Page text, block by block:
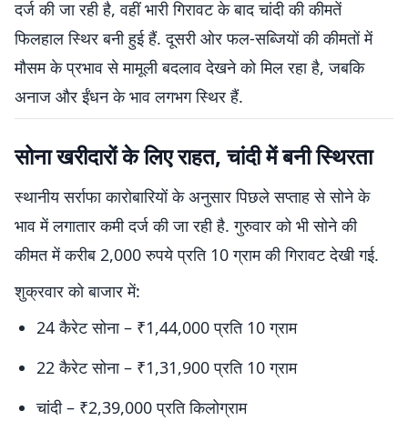
दर्ज की जा रही है, वहीं भारी गिरावट के बाद चांदी की कीमतें
फिलहाल स्थिर बनी हुई हैं. दूसरी ओर फल-सब्जियों की कीमतों में
मौसम के प्रभाव से मामूली बदलाव देखने को मिल रहा है, जबकि
अनाज और ईंधन के भाव लगभग स्थिर हैं.
सोना खरीदारों के लिए राहत, चांदी में बनी स्थिरता
स्थानीय सर्राफा कारोबारियों के अनुसार पिछले सप्ताह से सोने के
भाव में लगातार कमी दर्ज की जा रही है. गुरुवार को भी सोने की
कीमत में करीब 2,000 रुपये प्रति 10 ग्राम की गिरावट देखी गई.
शुक्रवार को बाजार में:
24 कैरेट सोना – ₹1,44,000 प्रति 10 ग्राम
22 कैरेट सोना – ₹1,31,900 प्रति 10 ग्राम
चांदी – ₹2,39,000 प्रति किलोग्राम